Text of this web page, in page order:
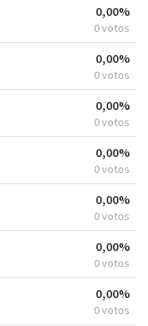
0,00%
0 votos
0,00%
0 votos
0,00%
0 votos
0,00%
0 votos
0,00%
0 votos
0,00%
0 votos
0,00%
0 votos